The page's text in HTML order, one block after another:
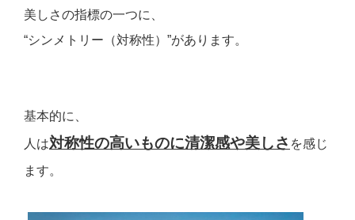
美しさの指標の一つに、
“シンメトリー（対称性）”があります。
基本的に、
人は対称性の高いものに清潔感や美しさ を感じ
ます。